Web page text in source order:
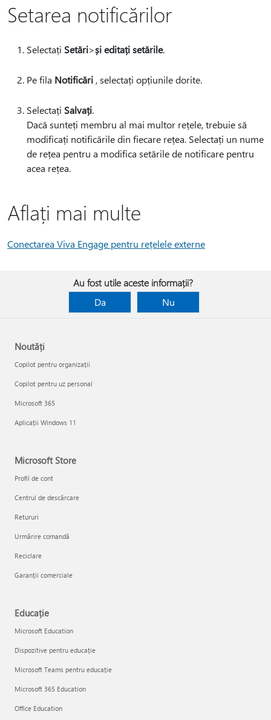
Setarea notificărilor
Selectați Setări>și editați setările.
Pe fila Notificări , selectați opțiunile dorite.
Selectați Salvați.
Dacă sunteți membru al mai multor rețele, trebuie să
modificați notificările din fiecare rețea. Selectați un nume
de rețea pentru a modifica setările de notificare pentru
acea rețea.
Aflați mai multe
Conectarea Viva Engage pentru rețelele externe
Au fost utile aceste informații?
Da
Nu
Noutăți
Copilot pentru organizații
Copilot pentru uz personal
Microsoft 365
Aplicații Windows 11
Microsoft Store
Profil de cont
Centrul de descărcare
Retururi
Urmărire comandă
Reciclare
Garanții comerciale
Educație
Microsoft Education
Dispozitive pentru educație
Microsoft Teams pentru educație
Microsoft 365 Education
Office Education